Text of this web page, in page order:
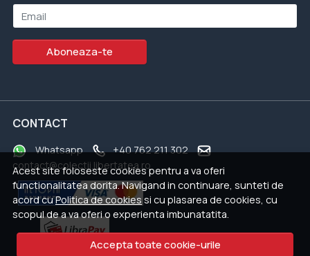
Acest site foloseste cookies pentru a va oferi
functionalitatea dorita. Navigand in continuare, sunteti de
acord cuPolitica de cookies si cu plasarea de cookies, cu
scopul de a va oferi o experienta imbunatatita.
Accepta toate cookie-urile
Email
Aboneaza-te
CONTACT
Whatsapp
+40 762 211 302
contact@colectii.libertatea.ro